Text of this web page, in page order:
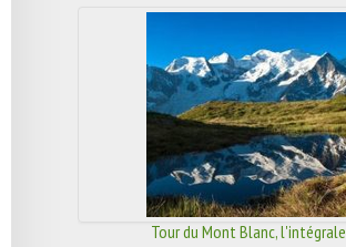
Tour du Mont Blanc, l'intégrale